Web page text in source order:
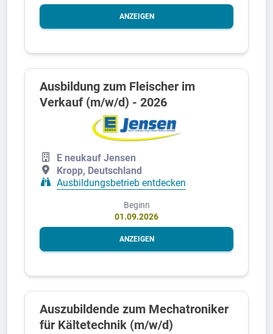
ANZEIGEN
Ausbildung zum Fleischer im
Verkauf (m/w/d) - 2026
E neukauf Jensen
Kropp, Deutschland
Ausbildungsbetrieb entdecken
Beginn
01.09.2026
ANZEIGEN
Auszubildende zum Mechatroniker
für Kältetechnik (m/w/d)